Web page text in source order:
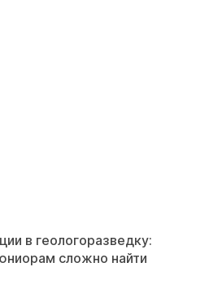
в геологоразведку:
сложно найти